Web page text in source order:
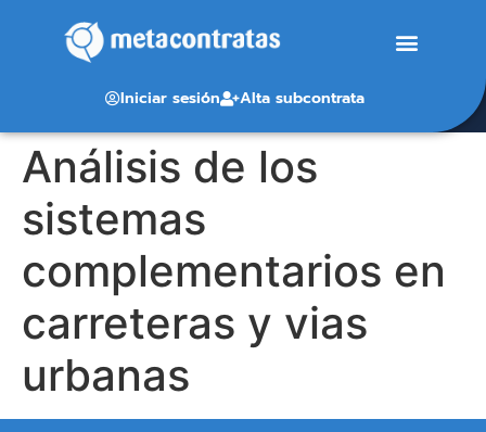
Iniciar sesión Alta subcontrata
Análisis de los
sistemas
complementarios en
carreteras y vias
urbanas